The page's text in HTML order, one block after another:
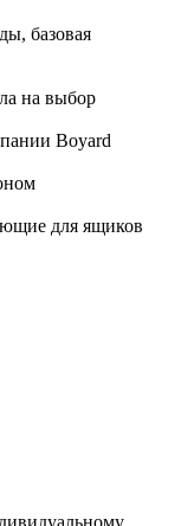
базовая
на выбор
Boyard
для ящиков